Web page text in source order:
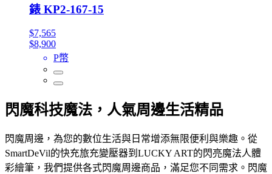
錶 KP2-167-15
$7,565
$8,900
P幣
閃魔科技魔法，人氣周邊生活精品
閃魔周邊，為您的數位生活與日常增添無限便利與樂趣。從
SmartDeVil的快充旅充變壓器到LUCKY ART的閃亮魔法人體
彩繪筆，我們提供各式閃魔周邊商品，滿足您不同需求。閃魔